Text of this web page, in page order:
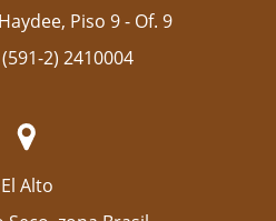
Piso 9 - Of. 9
2) 2410004
El Alto